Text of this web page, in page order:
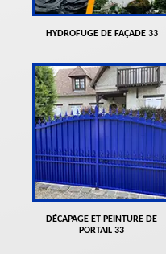
HYDROFUGE DE FAÇADE 33
DÉCAPAGE ET PEINTURE DE
PORTAIL 33